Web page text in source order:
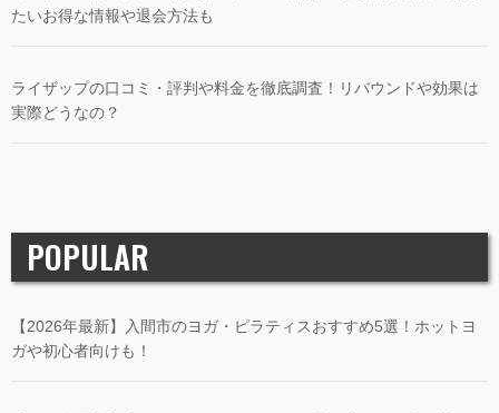
たいお得な情報や退会方法も
ライザップの口コミ・評判や料金を徹底調査！リバウンドや効果は
実際どうなの？
POPULAR
【2026年最新】入間市のヨガ・ピラティスおすすめ5選！ホットヨ
ガや初心者向けも！